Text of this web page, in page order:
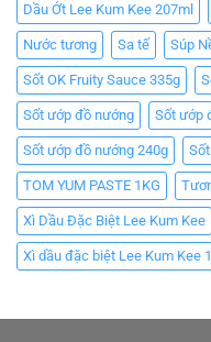
Dầu Ớt Lee Kum Kee 207ml
Nước tương Sa tế Súp
Sốt OK Fruity Sauce 335g
Sốt ướp đồ nướng Sốt ướp
Sốt ướp đồ nướng 240g
TOM YUM PASTE 1KG
Xì Dầu Đặc Biệt Lee Kum Kee
Xì dầu đặc biệt Lee Kum Kee